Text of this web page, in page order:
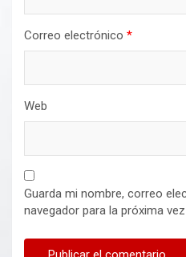
Correo electrónico *
Web
Guarda mi nombre, correo
navegador para la próxima